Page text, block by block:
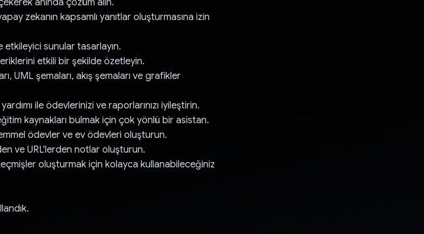
zekanın kapsamlı yanıtlar oluşturmasına izin
sunular tasarlayın.
etkili bir şekilde özetleyin.
UML şemaları, akış şemaları ve grafikler
ile ödevlerinizi ve raporlarınızı iyileştirin.
kaynakları bulmak için çok yönlü bir asistan.
ödevler ve ev ödevleri oluşturun.
ve URL'lerden notlar oluşturun.
oluşturmak için kolayca kullanabileceğiniz